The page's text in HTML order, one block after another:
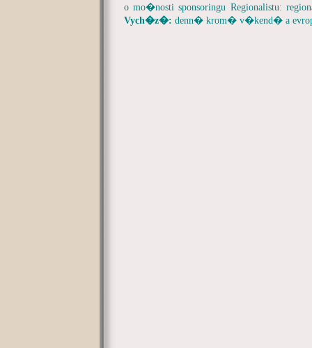
o mo�nosti sponsoringu Regionalistu:
Vych�z�: denn� krom� v�kend� a